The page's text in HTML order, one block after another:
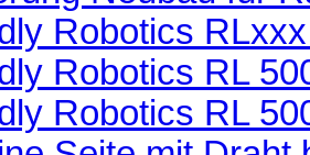
Robotics
Robotics RL
Robotics RL